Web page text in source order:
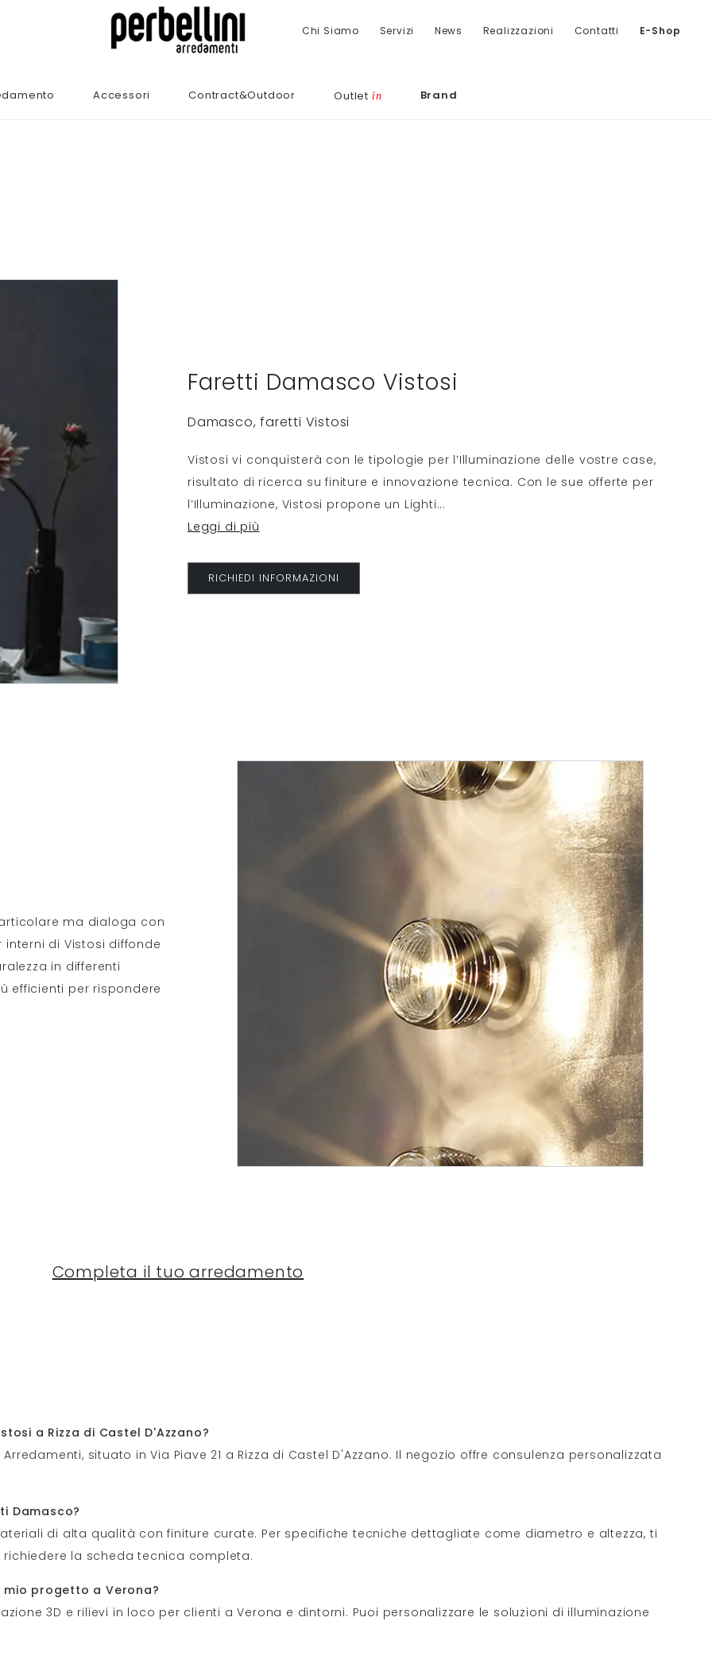
Chi Siamo Servizi News Realizzazioni Contatti E-Shop
Accessori Contract&Outdoor Outlet in Brand
Faretti Damasco Vistosi
Damasco, faretti Vistosi
Vistosi vi conquisterà con le tipologie per l’Illuminazione delle vostre case,
risultato di ricerca su finiture e innovazione tecnica. Con le sue offerte per
l’Illuminazione, Vistosi propone un Lighti...
Leggi di più
RICHIEDI INFORMAZIONI
ma dialoga con
di Vistosi diffonde
in differenti
efficienti per rispondere
Completa il tuo arredamento
a Rizza di Castel D'Azzano?
situato in Via Piave 21 a Rizza di Castel D'Azzano. Il negozio offre consulenza personalizzata
Damasco?
di alta qualità con finiture curate. Per specifiche tecniche dettagliate come diametro e altezza, ti
la scheda tecnica completa.
mio progetto a Verona?
3D e rilievi in loco per clienti a Verona e dintorni. Puoi personalizzare le soluzioni di illuminazione